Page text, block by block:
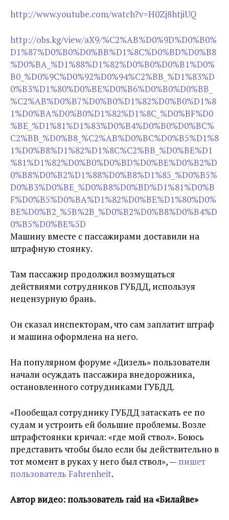
http://www.youtube.com/watch?v=H0Zj8htjiUQ
http://obs.kg/view/aX9/%C2%AB%D0%9D%D0%B0%
D1%87%D0%B0%D0%BB%D1%8C%D0%BD%D0%B8
%D0%BA_%D1%88%D1%82%D0%B0%D0%B1%D0%
B0_%D0%9C%D0%92%D0%94%C2%BB_%D1%83%D
0%B3%D1%80%D0%BE%D0%B6%D0%B0%D0%BB_
%C2%AB%D0%B7%D0%B0%D1%82%D0%B0%D1%8
1%D0%BA%D0%B0%D1%82%D1%8C_%D0%BF%D0
%BE_%D1%81%D1%83%D0%B4%D0%B0%D0%BC%
C2%BB_%D0%B8_%C2%AB%D0%BC%D0%B5%D1%8
1%D0%B8%D1%82%D1%8C%C2%BB_%D0%BE%D1
%81%D1%82%D0%B0%D0%BD%D0%BE%D0%B2%D
0%B8%D0%B2%D1%88%D0%B8%D1%85_%D0%B5%
D0%B3%D0%BE_%D0%B8%D0%BD%D1%81%D0%B
F%D0%B5%D0%BA%D1%82%D0%BE%D1%80%D0%
BE%D0%B2_%5B%2B_%D0%B2%D0%B8%D0%B4%D
0%B5%D0%BE%5D
Машину вместе с пассажирами доставили на
штрафную стоянку.
Там пассажир продолжил возмущаться
действиями сотрудников ГУБДД, используя
нецензурную брань.
Он сказал инспекторам, что сам заплатит штраф
и машина оформлена на него.
На популярном форуме «Дизель» пользователи
начали осуждать пассажира внедорожника,
остановленного сотрудниками ГУБДД.
«Пообещал сотруднику ГУБДД затаскать ее по
судам и устроить ей большие проблемы. Возле
штрафстоянки кричал: «где мой ствол». Боюсь
представить чтобы было если бы действительно в
тот момент в руках у него был ствол», — пишет
пользователь Fahrenheit.
Автор видео: пользователь raid на «Билайве»